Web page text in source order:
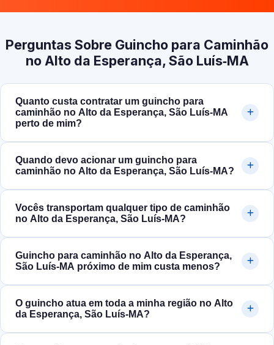
Perguntas Sobre Guincho para Caminhão
no Alto da Esperança, São Luís‑MA
Quanto custa contratar um guincho para
caminhão no Alto da Esperança, São Luís‑MA
perto de mim?
Quando devo acionar um guincho para
caminhão no Alto da Esperança, São Luís‑MA?
Vocês transportam qualquer tipo de caminhão
no Alto da Esperança, São Luís‑MA?
Guincho para caminhão no Alto da Esperança,
São Luís‑MA próximo de mim custa menos?
O guincho atua em toda a minha região no Alto
da Esperança, São Luís‑MA?